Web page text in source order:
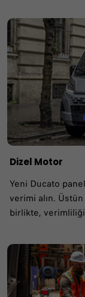
Dizel Motor
Yeni Ducato
verimi alın.
birlikte,